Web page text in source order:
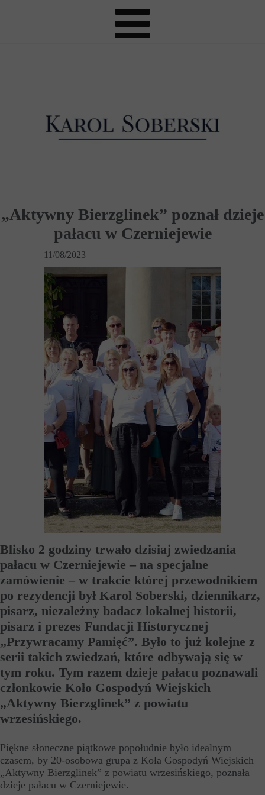
11/08/2023
„Aktywny Bierzglinek” poznał dzieje
pałacu w Czerniejewie
Blisko 2 godziny trwało dzisiaj zwiedzania
pałacu w Czerniejewie – na specjalne
zamówienie – w trakcie której przewodnikiem
po rezydencji był Karol Soberski, dziennikarz,
pisarz, niezależny badacz lokalnej historii,
pisarz i prezes Fundacji Historycznej
„Przywracamy Pamięć”. Było to już kolejne z
serii takich zwiedzań, które odbywają się w
tym roku. Tym razem dzieje pałacu poznawali
członkowie Koło Gospodyń Wiejskich
„Aktywny Bierzglinek” z powiatu
wrzesińskiego.
Piękne słoneczne piątkowe popołudnie było idealnym
czasem, by 20-osobowa grupa z Koła Gospodyń Wiejskich
„Aktywny Bierzglinek” z powiatu wrzesińskiego, poznała
dzieje pałacu w Czerniejewie.